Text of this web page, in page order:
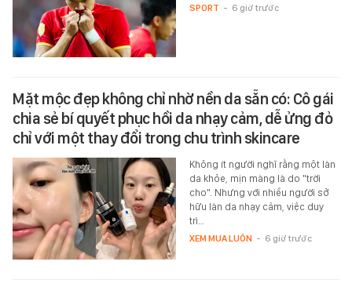
SPORT - 6 giờ trước
Mặt mộc đẹp không chỉ nhờ nền da sẵn có: Cô gái
chia sẻ bí quyết phục hồi da nhạy cảm, dễ ửng đỏ
chỉ với một thay đổi trong chu trình skincare
Không ít người nghĩ rằng một làn
da khỏe, mịn màng là do "trời
cho". Nhưng với nhiều người sở
hữu làn da nhạy cảm, việc duy
trì…
XEM MUA LUÔN - 6 giờ trước